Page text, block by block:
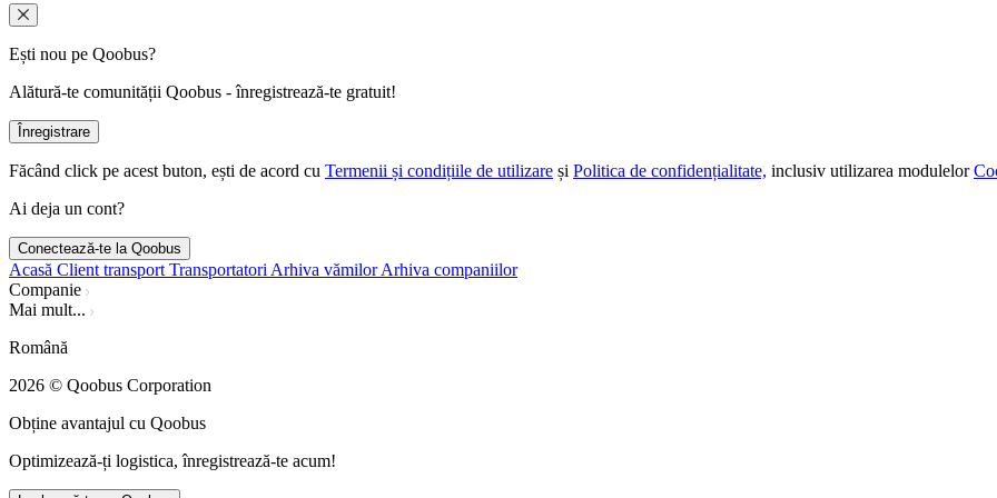
Ești nou pe Qoobus?
Alătură-te comunității Qoobus - înregistrează-te gratuit!
Înregistrare
Făcând click pe acest buton, ești de acord cu Termenii și condițiile de utilizare și Politica de confidențialitate, inclusiv utilizarea modulelor
Ai deja un cont?
Conectează-te la Qoobus
Acasă Client transport Transportatori Arhiva vămilor Arhiva companiilor
Companie
Mai mult...
Română
2026 © Qoobus Corporation
Obține avantajul cu Qoobus
Optimizează-ți logistica, înregistrează-te acum!